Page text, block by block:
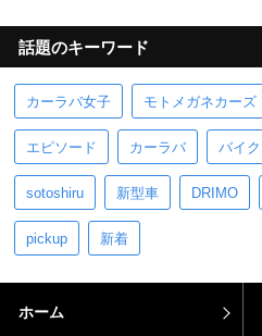
話題のキーワード
カーラバ女子 モトメガネカーズ
エピソード カーラバ バイク
sotoshiru 新型車 DRIMO
pickup 新着
ホーム